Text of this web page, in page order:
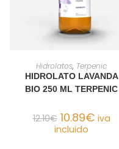
AÑADIR AL CARRITO
Hidrolatos, Terpenic
HIDROLATO LAVANDA
BIO 250 ML TERPENIC
12.10€ 10.89€ iva
incluido